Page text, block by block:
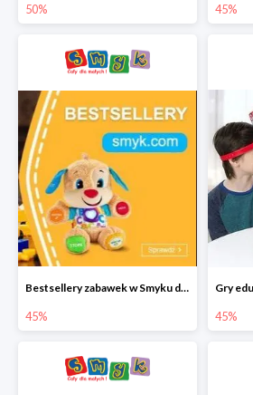
50% 45%
Bestsellery zabawek w Smyku do -45%
45% 45%